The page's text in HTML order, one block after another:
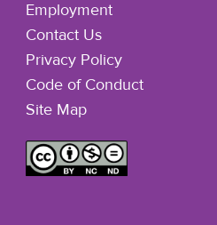
Employment
Contact Us
Privacy Policy
Code of Conduct
Site Map